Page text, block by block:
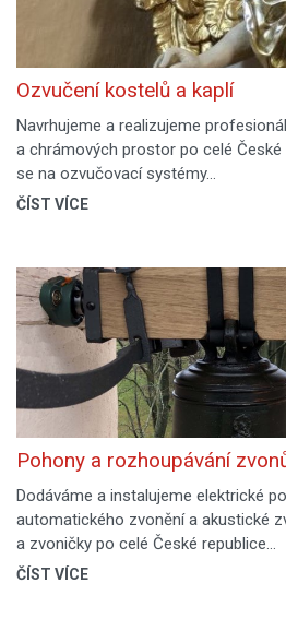
Ozvučení kostelů a kaplí
Navrhujeme a realizujeme
a chrámových prostor po celé České
se na ozvučovací systémy…
ČÍST VÍCE
Pohony a rozhoupávání
Dodáváme a instalujeme elektrické
automatického zvonění a akustické
a zvoničky po celé České republice…
ČÍST VÍCE